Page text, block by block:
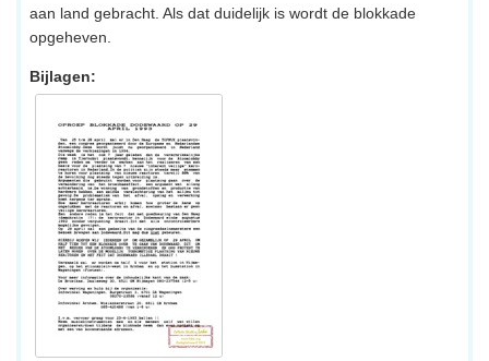
aan land gebracht. Als dat duidelijk is wordt de blokkade
opgeheven.
Bijlagen: